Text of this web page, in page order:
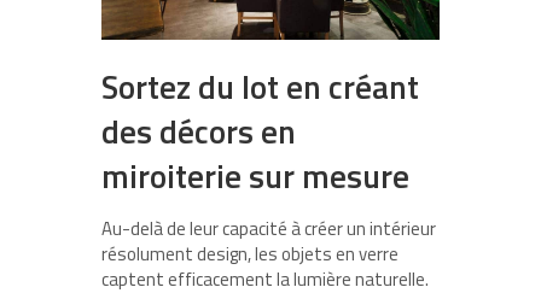
Sortez du lot en créant
des décors en
miroiterie sur mesure
Au-delà de leur capacité à créer un intérieur
résolument design, les objets en verre
captent efficacement la lumière naturelle.